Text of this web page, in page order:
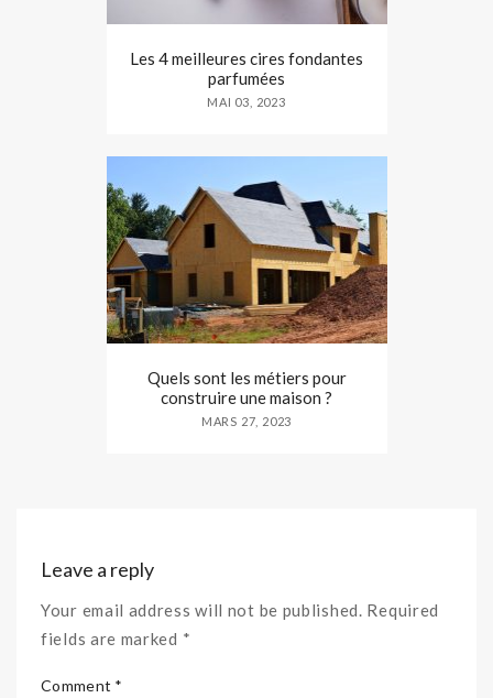
Les 4 meilleures cires fondantes
parfumées
MAI 03, 2023
Quels sont les métiers pour
construire une maison ?
MARS 27, 2023
Leave a reply
Your email address will not be published. Required
fields are marked *
Comment *